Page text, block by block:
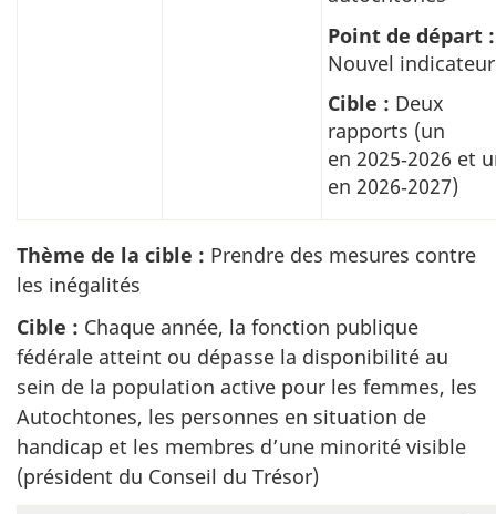
Point de départ :
Nouvel indicateur
Cible : Deux
rapports (un
en 2025‑2026 et
en 2026‑2027)
Thème de la cible : Prendre des mesures contre
les inégalités
Cible : Chaque année, la fonction publique
fédérale atteint ou dépasse la disponibilité au
sein de la population active pour les femmes, les
Autochtones, les personnes en situation de
handicap et les membres d’une minorité visible
(président du Conseil du Trésor)